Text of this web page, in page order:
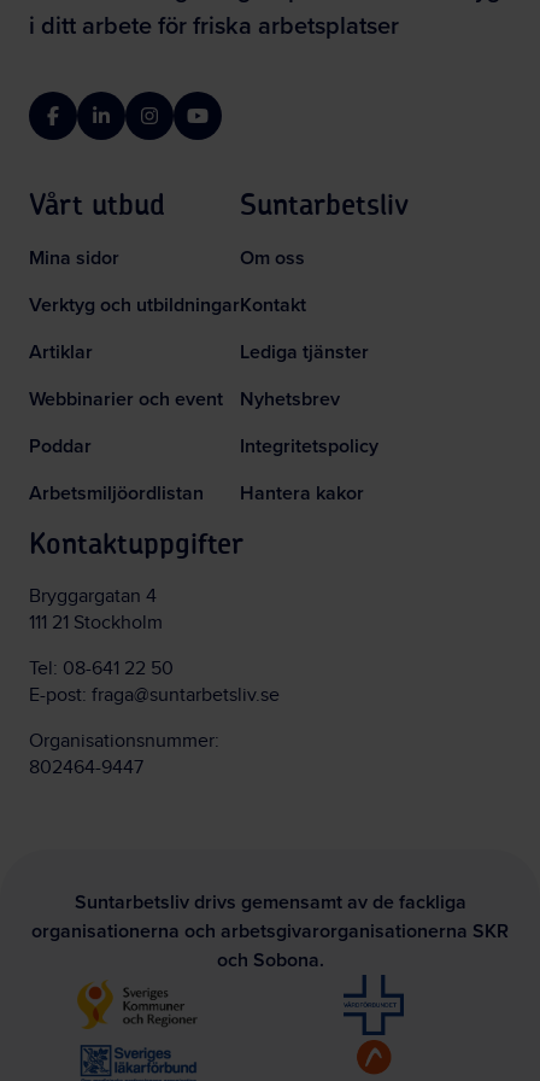
i ditt arbete för friska arbetsplatser
FacebookLinkedInInstagramYouTube
Vårt utbud
Mina sidor
Verktyg och utbildningar
Artiklar
Webbinarier och event
Poddar
Arbetsmiljöordlistan
Suntarbetsliv
Om oss
Kontakt
Lediga tjänster
Nyhetsbrev
Integritetspolicy
Hantera kakor
Kontaktuppgifter
Bryggargatan 4
111 21 Stockholm
Tel: 08-641 22 50
E-post: fraga@suntarbetsliv.se
Organisationsnummer:
802464-9447
Suntarbetsliv drivs gemensamt av de fackliga
organisationerna och arbetsgivarorganisationerna SKR
och Sobona.